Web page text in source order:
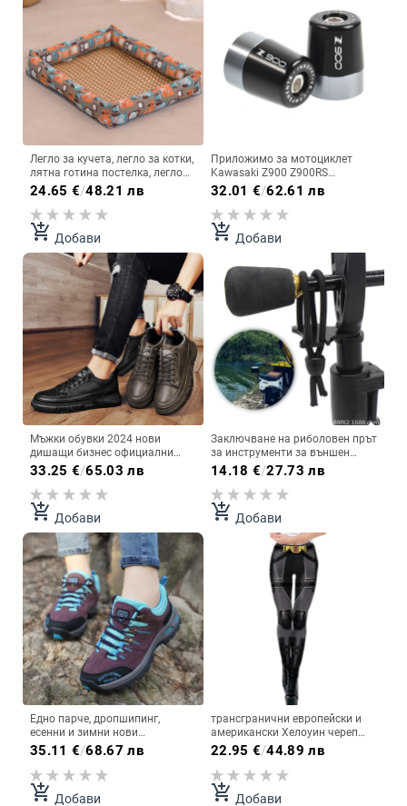
Легло за кучета, легло за котки,
лятна готина постелка, легло
за кучета, домашни любимци,
плюшено мече, малко куче със
среден размер, матрак за
кучета, четири сезона,
универсален
24.65 €/48.21 лв
add_shopping_cart Добави
Приложимо за мотоциклет
Kawasaki Z900 Z900RS
алуминиева сплав
модифициран щепсел за
кормило балансиращ
терминал щепсел за кормило
32.01 €/62.61 лв
add_shopping_cart Добави
Мъжки обувки 2024 нови
дишащи бизнес официални
британски ежедневни черни PU
+ плат мъжки универсални
обувки с меко подметка,
тенденция
33.25 €/65.03 лв
add_shopping_cart Добави
Заключване на риболовен прът
за инструменти за външен
риболов, аксесоари на едро,
риболовни принадлежности,
комплект за риболовни
примамки, изкуствени
аксесоари, заключване
14.18 €/27.73 лв
add_shopping_cart Добави
Едно парче, дропшипинг,
есенни и зимни нови
противоплъзгащи се обувки за
навън, големи размери,
туристически обувки, двойки,
мъжки и дамски обувки,
спортни обувки
35.11 €/68.67 лв
add_shopping_cart Добави
трансгранични европейски и
американски Хелоуин череп
камуфлаж дигитален печат
клинове с ниска талия
чорапогащи за жени
22.95 €/44.89 лв
add_shopping_cart Добави